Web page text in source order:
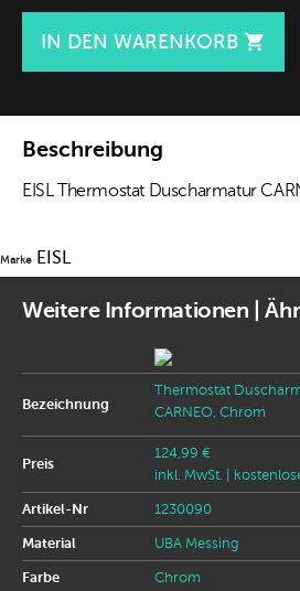
IN DEN WARENKORB 
Beschreibung
EISL Thermostat Duscharmatur
Marke EISL
Weitere Informationen |
Bezeichnung
Thermostat
CARNEO, Chrom
Preis
124,99 €
inkl. MwSt.
|
Artikel-Nr 1230090
Material UBA Messing
Farbe Chrom